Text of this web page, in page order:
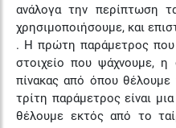
ανάλογα την περίπτωση
χρησιμοποιήσουμε, και
. Η πρώτη παράμετρος που
στοιχείο που ψάχνουμε, η
πίνακας από όπου θέλουμε
τρίτη παράμετρος είναι μια
θέλουμε εκτός από το